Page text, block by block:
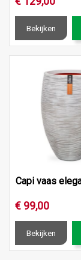
Bekijken
€ 99,00
Bekijken